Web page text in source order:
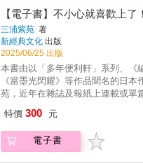
讓人想來一趟京都的和菓子巡禮。
女性）◇ 對於書中出現的長五郎餅
阿闍梨餅等和菓子，好奇得不得了
網查看，沒想到讓嘴變得更饞就變
（10世代，女性）◇ 這是一部充滿
格的作品，既溫柔又讓人安心。對
了的哲學問題，讓人深感觸動。（
性）◇ 我哭了兩次。活著、死亡、
庭、命運等，探討的是如此深沉的
昔。 ◎我單戀男友 心儀的
我的男友。 「我現在還談不上
妳，但我們可以先交往看看。
每一次都是我主動約他。 研究
可愛，一個人興奮期待著，試著不
遲到。 直到某天，與電車車
己視線交會，我看到一張泫然欲泣
臉。 我終於明白了。 我
與他兩情相悅。 140字，有的讓
想起那段戀愛──也請用140個字敘
故事吧。
的本身並沒有錯。重要的是，在事
後，該如何面對這些問題。本書細
角色的話語，以及雪乃的心境轉變
非常感人，是一本非常好的小說。
親，對故事中母親角色的心情特別
作者細膩地描寫了雪乃的心情，我
這種感覺。雖然我無法隨意搬離現
方，但這本書帶給我非常大的精神
到村山由佳老師，我個人認為她的
戀愛故事有關。然而這本書與藤岡
作品非常相似，讀完之後充滿了溫
今後，我也要努力實踐，對各種事
是美景；也寫自己的「讀書癖」，
目漱石、太宰治，以及經典必讀《
語》、《凡爾賽玫瑰》、藤子不二
巨大，包羅萬象，全書充滿三浦紫
默風趣，保證讓你不小心就喜歡上
【電子書】不小心就喜歡上了！
三浦紫苑 著
新經典文化 出版
2025/06/25 出版
本書由以「多年便利軒」系列、《
《當墨光閃耀》等作品聞名的日本
苑，近年在雜誌及報紙上連載或單
「日常之美」，描寫自己與植物及
有趣故事：熱愛盆栽，卻總是不知
常有昆蟲進駐，動物緣百分百、男
特價 300 元
電子書